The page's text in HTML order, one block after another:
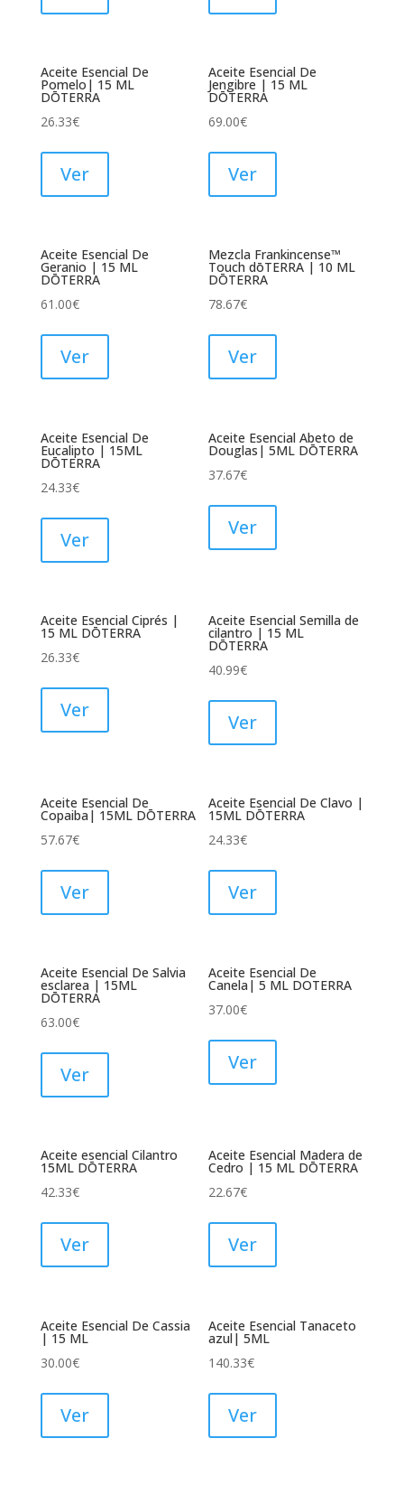
Aceite Esencial De
Pomelo| 15 ML
DŌTERRA
26.33€
Ver
Aceite Esencial De
Jengibre | 15 ML
DŌTERRA
69.00€
Ver
Aceite Esencial De
Geranio | 15 ML
DŌTERRA
61.00€
Ver
Mezcla Frankincense™
Touch dōTERRA | 10 ML
DŌTERRA
78.67€
Ver
Aceite Esencial De
Eucalipto | 15ML
DŌTERRA
24.33€
Ver
Aceite Esencial Abeto de
Douglas| 5ML DŌTERRA
37.67€
Ver
Aceite Esencial Ciprés |
15 ML DŌTERRA
26.33€
Ver
Aceite Esencial Semilla de
cilantro | 15 ML
DŌTERRA
40.99€
Ver
Aceite Esencial De
Copaiba| 15ML DŌTERRA
57.67€
Ver
Aceite Esencial De Clavo |
15ML DŌTERRA
24.33€
Ver
Aceite Esencial De Salvia
esclarea | 15ML
DŌTERRA
63.00€
Ver
Aceite Esencial De
Canela| 5 ML DOTERRA
37.00€
Ver
Aceite esencial Cilantro
15ML DŌTERRA
42.33€
Ver
Aceite Esencial Madera de
Cedro | 15 ML DŌTERRA
22.67€
Ver
Aceite Esencial De Cassia
| 15 ML
30.00€
Ver
Aceite Esencial Tanaceto
azul| 5ML
140.33€
Ver